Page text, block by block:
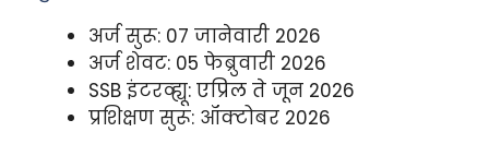
अर्ज सुरू: 07 जानेवारी 2026
अर्ज शेवट: 05 फेब्रुवारी 2026
SSB इंटरव्ह्यू: एप्रिल ते जून 2026
प्रशिक्षण सुरू: ऑक्टोबर 2026